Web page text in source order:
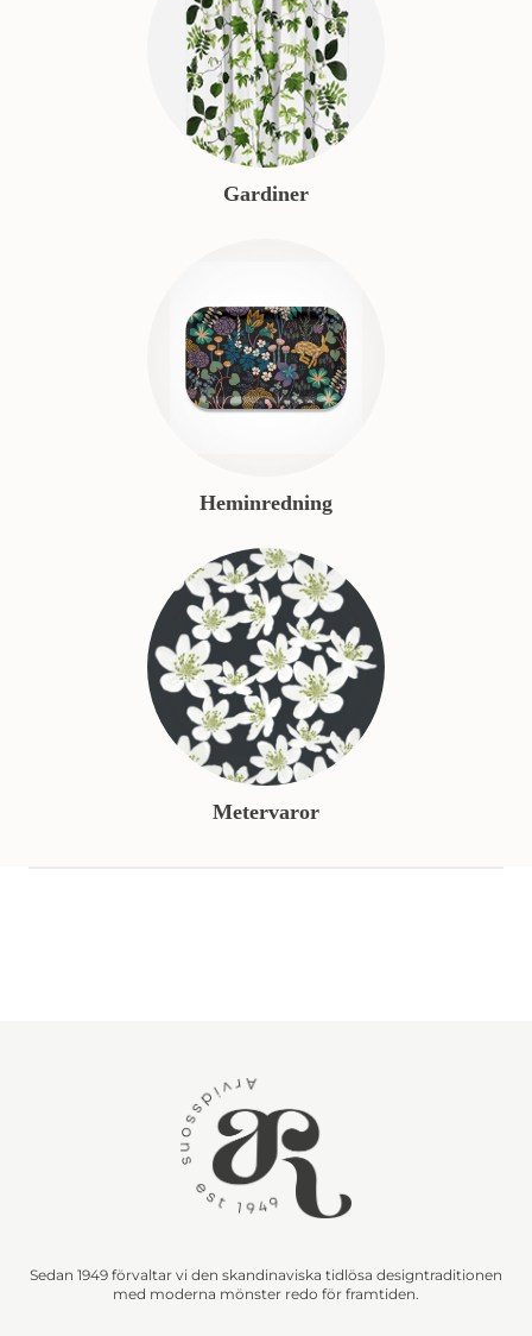
Gardiner
Heminredning
Metervaror
Sedan 1949 förvaltar vi den skandinaviska tidlösa designtraditionen
med moderna mönster redo för framtiden.